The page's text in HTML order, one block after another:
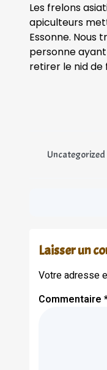
Les frelons
apiculteurs
Essonne.
personne
retirer le nid de
Uncategorized
Laisser un
Votre adresse
Commentaire